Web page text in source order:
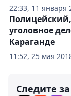
22:33, 11 января
11:52, 25 мая
уголовное
Караганде
Следите